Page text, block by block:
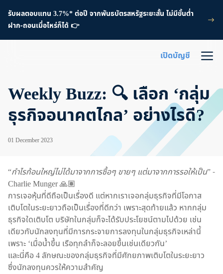
รับผลตอบแทน 3.7%* ต่อปี จากพันธบัตรสหรัฐระยะสั้น ไม่มีขั้นต่ำ
ฝาก-ถอนเมื่อไหร่ก็ได้ 👉
เปิดบัญชี
Weekly Buzz: 🔍 เลือก ‘กลุ่ม
ธุรกิจอนาคตไกล’ อย่างไรดี?
01 December 2023
“กำไรก้อนใหญ่ไม่ได้มาจากการซื้อๆ ขายๆ แต่มาจากการรอให้เป็น” -
Charlie Munger 🙏🏽
การเจอหุ้นที่ดีถือเป็นเรื่องดี แต่หากเราเจอกลุ่มธุรกิจที่มีโอกาส
เติบโตในระยะยาวถือเป็นเรื่องที่ดีกว่า เพราะสุดท้ายแล้ว หากกลุ่ม
ธุรกิจใดเติบโต บริษัทในกลุ่มก็จะได้รับประโยชน์ตามไปด้วย เช่น
เดียวกับนักลงทุนที่มีการกระจายการลงทุนในกลุ่มธุรกิจเหล่านี้
เพราะ ‘เมื่อน้ำขึ้น เรือทุกลำก็จะลอยขึ้นเช่นเดียวกัน’
และนี่คือ 4 ลักษณะของกลุ่มธุรกิจที่มีศักยภาพเติบโตในระยะยาว
ซึ่งนักลงทุนควรให้ความสำคัญ